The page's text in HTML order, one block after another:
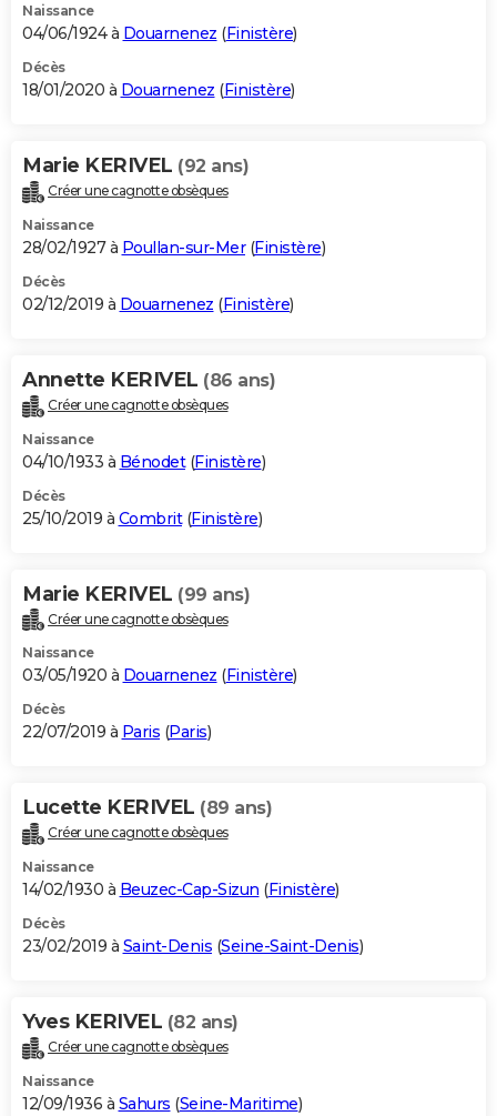
Naissance
04/06/1924 à Douarnenez (Finistère)
Décès
18/01/2020 à Douarnenez (Finistère)
Marie KERIVEL (92 ans)
Créer une cagnotte obsèques
Naissance
28/02/1927 à Poullan-sur-Mer(Finistère)
Décès
02/12/2019 à Douarnenez (Finistère)
Annette KERIVEL (86 ans)
Créer une cagnotte obsèques
Naissance
04/10/1933 à Bénodet(Finistère)
Décès
25/10/2019 à Combrit(Finistère)
Marie KERIVEL (99 ans)
Créer une cagnotte obsèques
Naissance
03/05/1920 à Douarnenez (Finistère)
Décès
22/07/2019 à Paris (Paris)
Lucette KERIVEL (89 ans)
Créer une cagnotte obsèques
Naissance
14/02/1930 à Beuzec-Cap-Sizun (Finistère)
Décès
23/02/2019 à Saint-Denis (Seine-Saint-Denis)
Yves KERIVEL (82 ans)
Créer une cagnotte obsèques
Naissance
12/09/1936 à Sahurs (Seine-Maritime)